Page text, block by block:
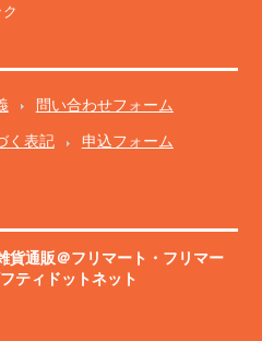
問い合わせフォーム
く表記 申込フォーム
貨通販＠フリマート ・ フリマー
ティドットネット